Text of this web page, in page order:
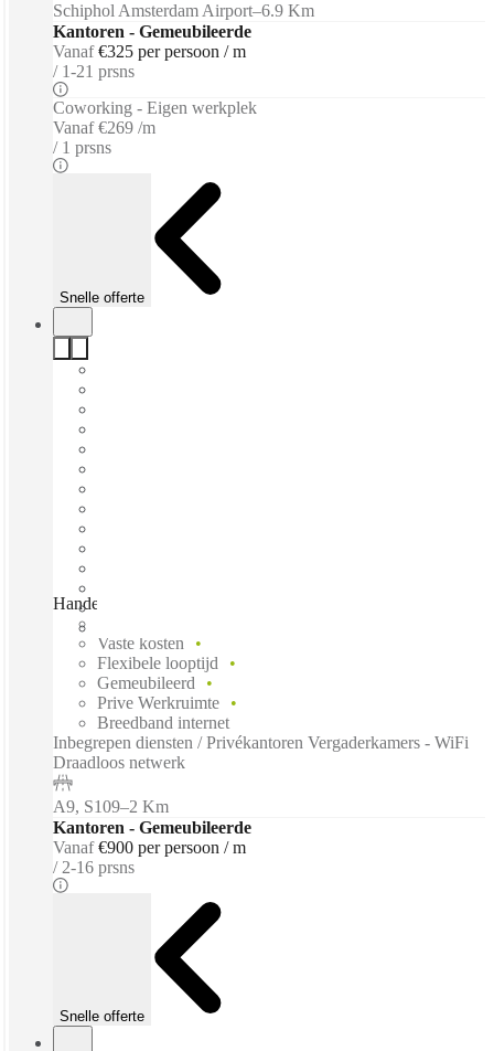
Schiphol Amsterdam Airport–6.9 Km
Kantoren - Gemeubileerde
Vanaf €325 per persoon / m
1-21 prsns
Coworking - Eigen werkplek
Vanaf €269 /m
1 prsns
Snelle offerte
Handelsweg, Amstelveen, 1181 ZA
Vaste kosten
Flexibele looptijd
Gemeubileerd
Prive Werkruimte
Breedband internet
Inbegrepen diensten / Privékantoren Vergaderkamers - WiFi
Draadloos netwerk
A9, S109–2 Km
Kantoren - Gemeubileerde
Vanaf €900 per persoon / m
2-16 prsns
Snelle offerte